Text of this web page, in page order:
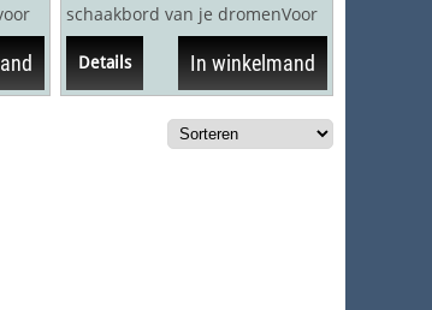
op
schaakbord van je dromenVoor
iedereen die van schaken op
een echt bord...
Details In winkelmand